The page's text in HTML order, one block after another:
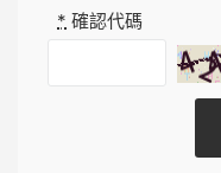
* 確認代碼